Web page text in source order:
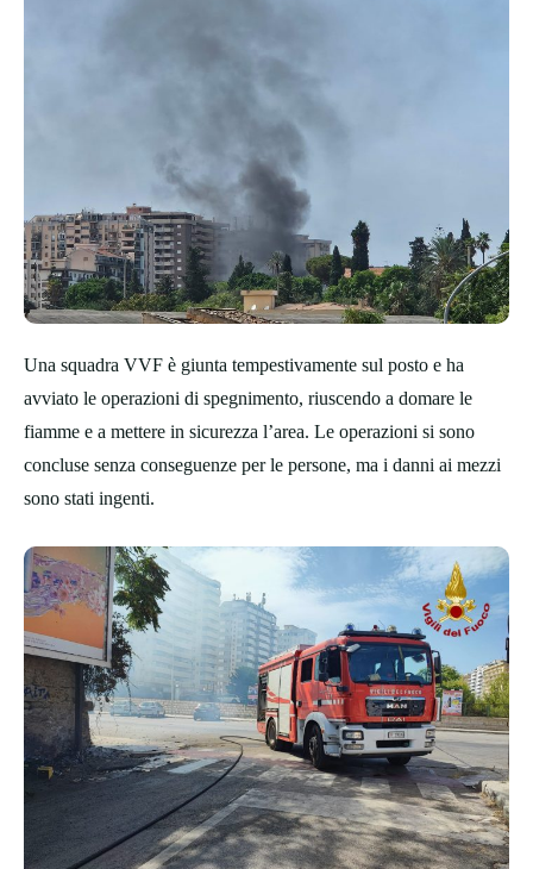
Una squadra VVF è giunta tempestivamente sul posto e ha
avviato le operazioni di spegnimento, riuscendo a domare le
fiamme e a mettere in sicurezza l’area. Le operazioni si sono
concluse senza conseguenze per le persone, ma i danni ai mezzi
sono stati ingenti.